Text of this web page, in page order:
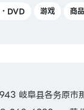
DVD 游戏 商品
岐阜县各务原市